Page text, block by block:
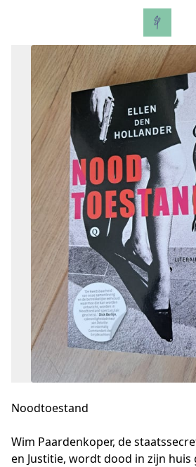
Noodtoestand
Wim Paardenkoper, de
en Justitie, wordt dood in zijn huis